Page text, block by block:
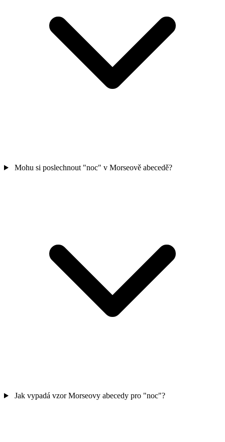
Mohu si poslechnout "noc" v Morseově abecedě?
Jak vypadá vzor Morseovy abecedy pro "noc"?